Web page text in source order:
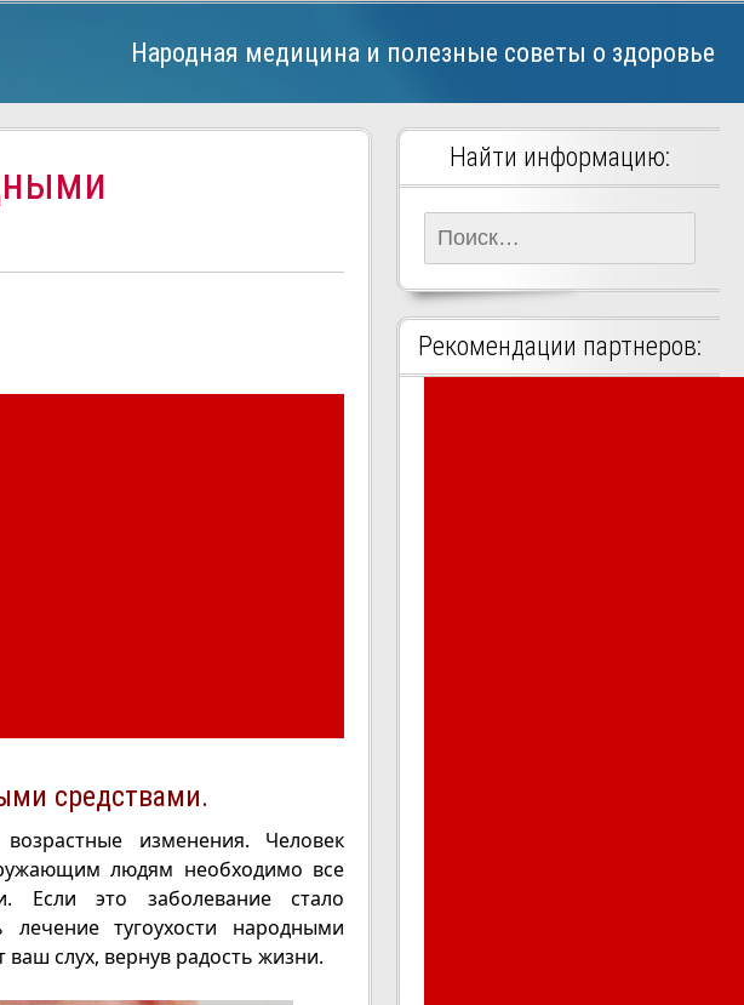
Народная медицина и полезные советы о здоровье
средствами.
изменения. Человек
людям необходимо все
Если это заболевание стало
тугоухости народными
слух, вернув радость жизни.
Найти информацию:
Рекомендации партнеров: